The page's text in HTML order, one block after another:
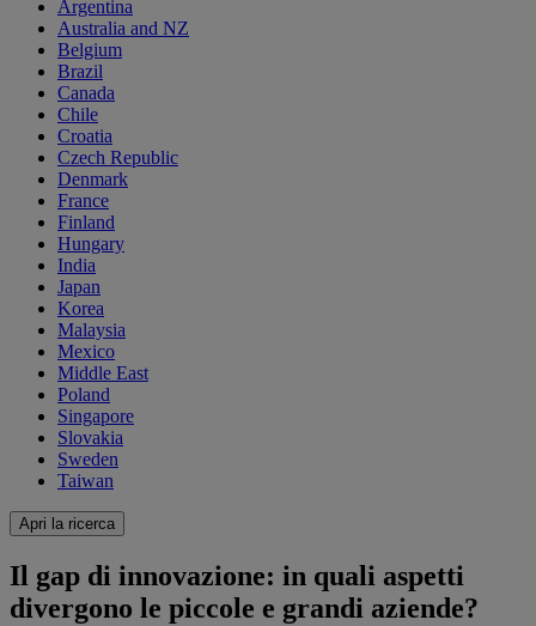
Argentina
Australia and NZ
Belgium
Brazil
Canada
Chile
Croatia
Czech Republic
Denmark
France
Finland
Hungary
India
Japan
Korea
Malaysia
Mexico
Middle East
Poland
Singapore
Slovakia
Sweden
Taiwan
Apri la ricerca
Il gap di innovazione: in quali aspetti
divergono le piccole e grandi aziende?